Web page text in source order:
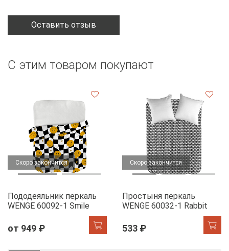
Оставить отзыв
С этим товаром покупают
Скоро закончится
Пододеяльник перкаль
WENGE 60092-1 Smile
от 949 ₽
Скоро закончится
Простыня перкаль
WENGE 60032-1 Rabbit
533 ₽